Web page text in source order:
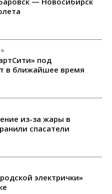
под
в ближайшее время
из-за жары в
спасатели
электрички»